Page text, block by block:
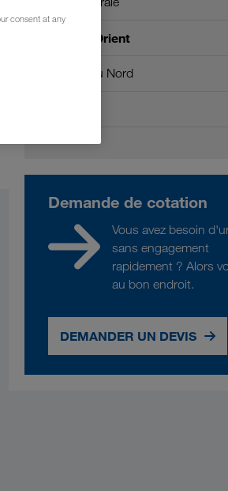
Moyen-Orient
Afrique du Nord
Demande de cotation
Vous avez besoin
sans engagement
rapidement ? Alors
au bon endroit.
DEMANDER UN DEVIS
consent at any